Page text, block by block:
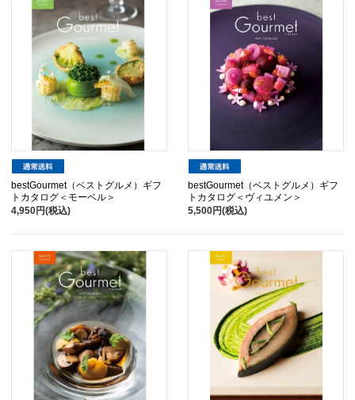
bestGourmet（ベストグルメ）ギフ
トカタログ＜モーベル＞
4,950円(税込)
bestGourmet（ベストグルメ）ギフ
トカタログ＜ヴィユメン＞
5,500円(税込)